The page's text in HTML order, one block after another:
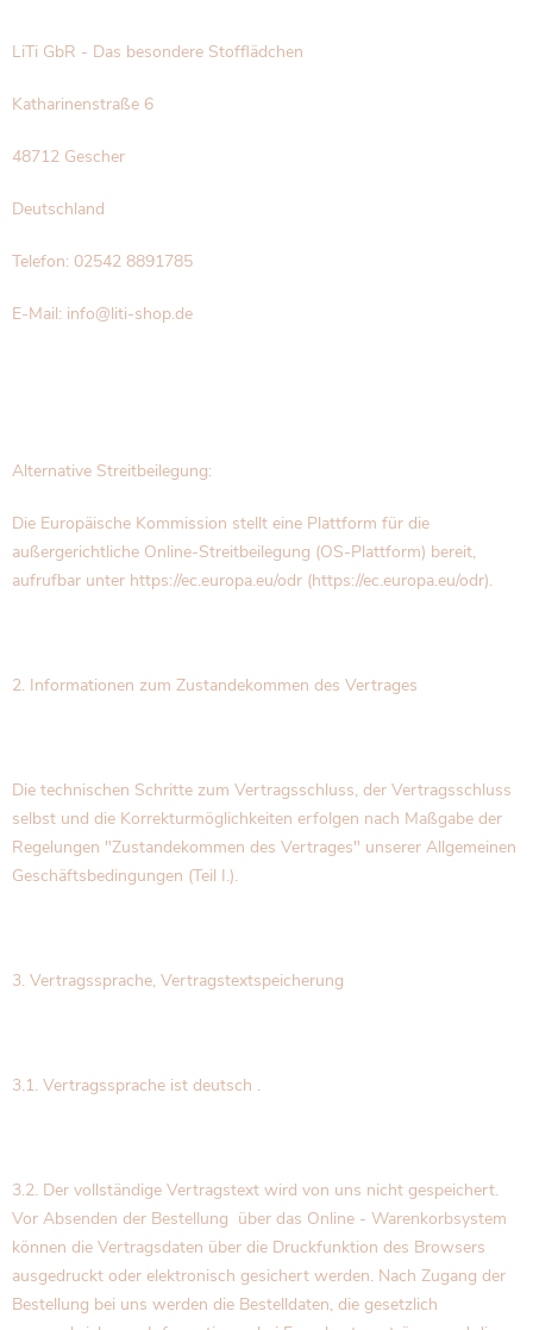
LiTi GbR - Das besondere Stofflädchen
Katharinenstraße 6
48712 Gescher
Deutschland
Telefon: 02542 8891785
E-Mail: info@liti-shop.de
Alternative Streitbeilegung:
Die Europäische Kommission stellt eine Plattform für die
außergerichtliche Online-Streitbeilegung (OS-Plattform) bereit,
aufrufbar unter https://ec.europa.eu/odr (https://ec.europa.eu/odr).
2. Informationen zum Zustandekommen des Vertrages
Die technischen Schritte zum Vertragsschluss, der Vertragsschluss
selbst und die Korrekturmöglichkeiten erfolgen nach Maßgabe der
Regelungen "Zustandekommen des Vertrages" unserer Allgemeinen
Geschäftsbedingungen (Teil I.).
3. Vertragssprache, Vertragstextspeicherung
3.1. Vertragssprache ist deutsch .
3.2. Der vollständige Vertragstext wird von uns nicht gespeichert.
Vor Absenden der Bestellung über das Online - Warenkorbsystem
können die Vertragsdaten über die Druckfunktion des Browsers
ausgedruckt oder elektronisch gesichert werden. Nach Zugang der
Bestellung bei uns werden die Bestelldaten, die gesetzlich